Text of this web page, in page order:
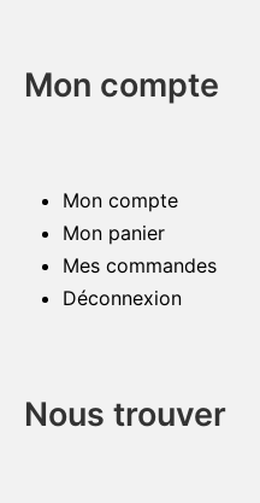
Mon compte
Mon compte
Mon panier
Mes commandes
Déconnexion
Nous trouver